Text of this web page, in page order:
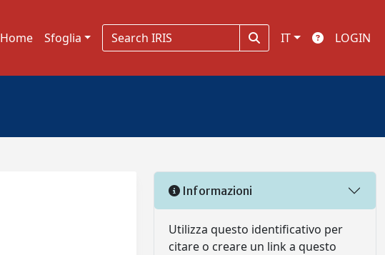
Home Sfoglia IT LOGIN
Informazioni
Utilizza questo identificativo per
citare o creare un link a questo